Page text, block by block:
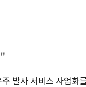
"
발사 서비스 사업화